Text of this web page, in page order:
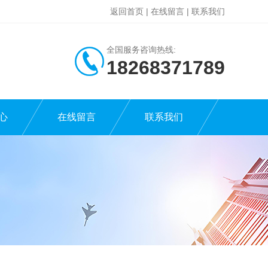
返回首页 | 在线留言 | 联系我们
全国服务咨询热线:
18268371789
在线留言 联系我们